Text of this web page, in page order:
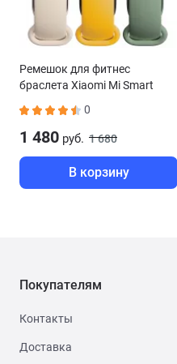
Ремешок для фитнес
браслета Xiaomi Mi Smart
зеленый/желтый BHR5135GL
0
1 480 руб. 1 680
В корзину
Покупателям
Контакты
Доставка